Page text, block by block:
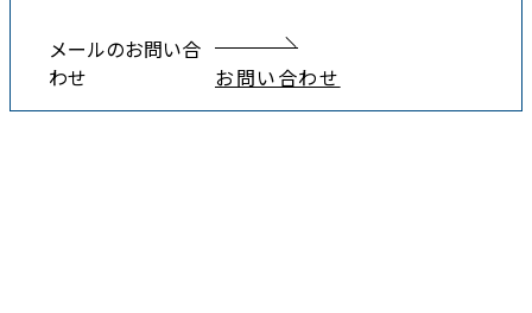
メールのお問い合
わせ
お問い合わせ